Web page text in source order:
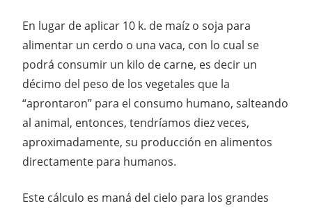
En lugar de aplicar 10 k. de maíz o soja para
alimentar un cerdo o una vaca, con lo cual se
podrá consumir un kilo de carne, es decir un
décimo del peso de los vegetales que la
“aprontaron” para el consumo humano, salteando
al animal, entonces, tendríamos diez veces,
aproximadamente, su producción en alimentos
directamente para humanos.
Este cálculo es maná del cielo para los grandes